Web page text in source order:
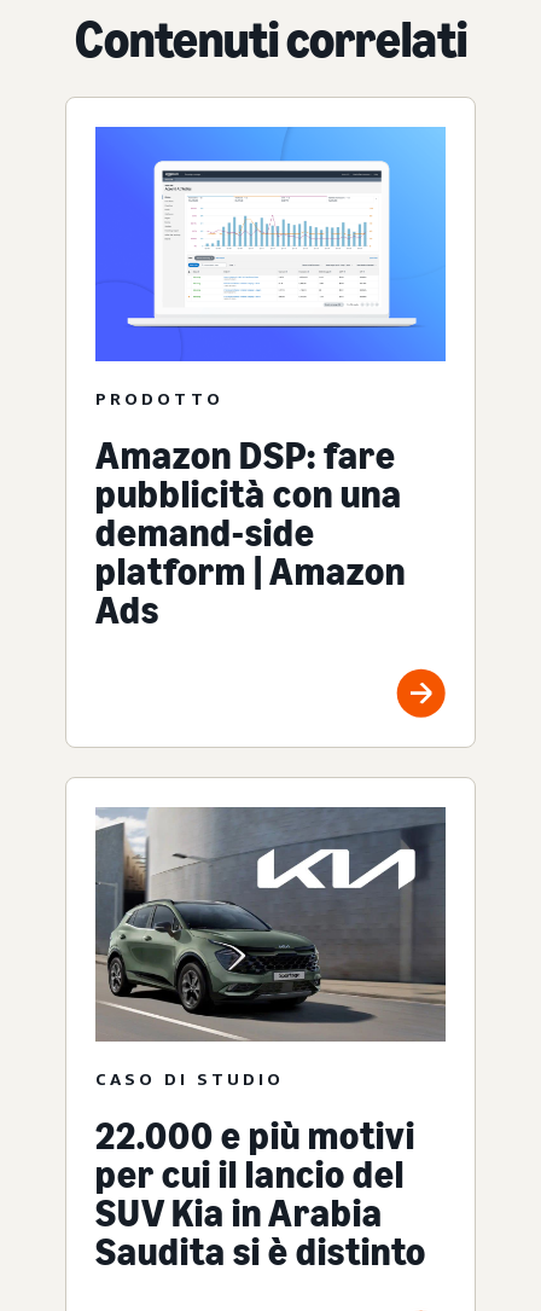
Contenuti correlati
PRODOTTO
Amazon DSP: fare
pubblicità con una
demand-side
platform | Amazon
Ads
CASO DI STUDIO
22.000 e più motivi
per cui il lancio del
SUV Kia in Arabia
Saudita si è distinto